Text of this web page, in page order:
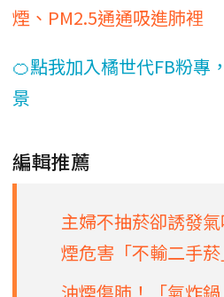
煙、PM2.5通通吸進肺裡
🍊點我加入橘世代FB粉專
景
編輯推薦
主婦不抽菸卻誘發
煙危害「不輸二手